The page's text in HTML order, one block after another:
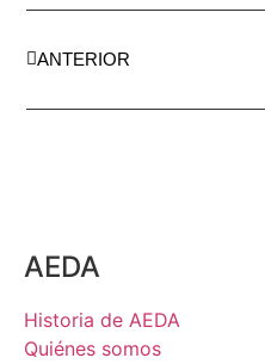
ANTERIOR
AEDA
Historia de AEDA
Quiénes somos